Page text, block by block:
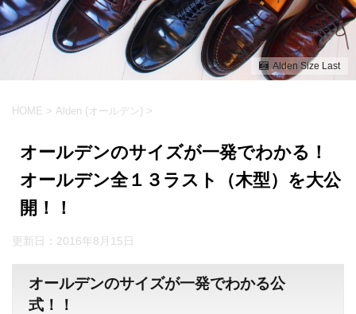
Alden Size Last
HOME > Alden (オールデン) >
オールデンのサイズが一発でわかる！
オールデン全１３ラスト（木型）を大公
開！！
更新日： 2016年8月15日
オールデンのサイズが一発でわかる公
式！！